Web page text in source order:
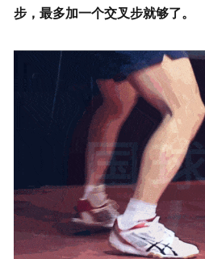
步，最多加一个交叉步就够了。